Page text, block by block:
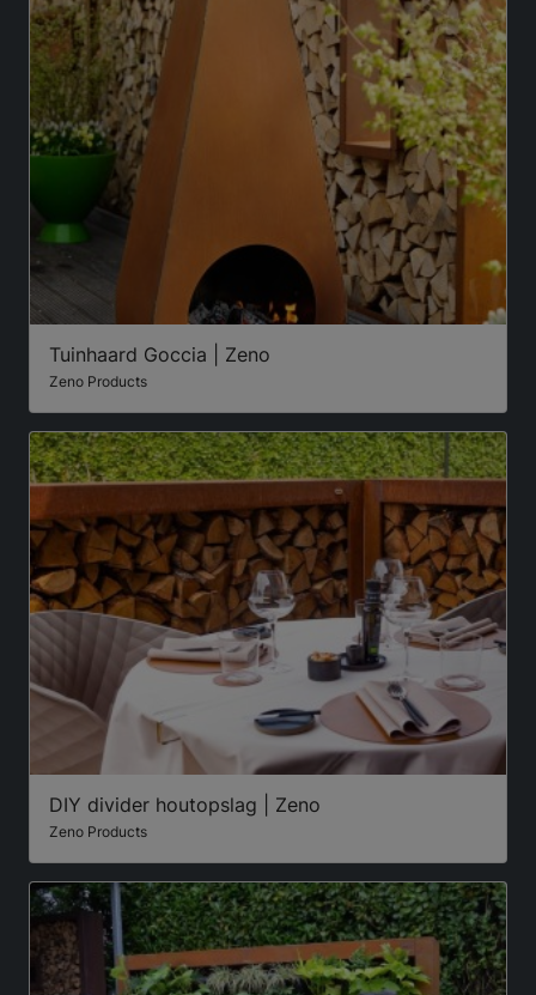
Tuinhaard Goccia | Zeno
Zeno Products
DIY divider houtopslag | Zeno
Zeno Products